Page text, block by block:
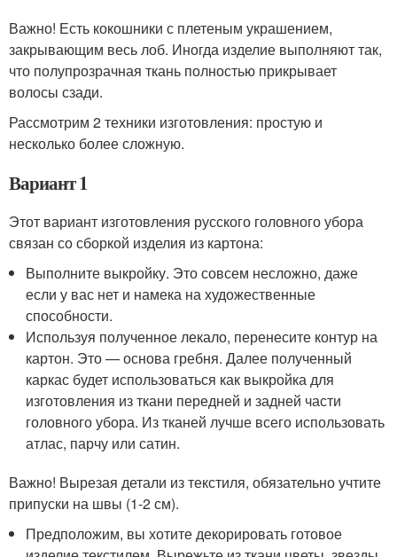
Важно! Есть кокошники с плетеным украшением,
закрывающим весь лоб. Иногда изделие выполняют так,
что полупрозрачная ткань полностью прикрывает
волосы сзади.
Рассмотрим 2 техники изготовления: простую и
несколько более сложную.
Вариант 1
Этот вариант изготовления русского головного убора
связан со сборкой изделия из картона:
Выполните выкройку. Это совсем несложно, даже
если у вас нет и намека на художественные
способности.
Используя полученное лекало, перенесите контур на
картон. Это — основа гребня. Далее полученный
каркас будет использоваться как выкройка для
изготовления из ткани передней и задней части
головного убора. Из тканей лучше всего использовать
атлас, парчу или сатин.
Важно! Вырезая детали из текстиля, обязательно учтите
припуски на швы (1-2 см).
Предположим, вы хотите декорировать готовое